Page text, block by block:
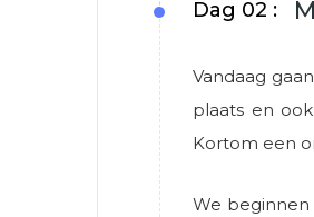
Dag 02 :
Vandaag
plaats en
Kortom een
We